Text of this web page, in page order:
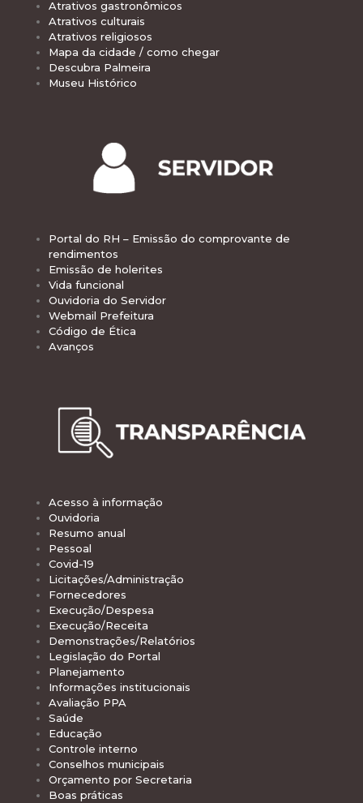
Atrativos gastronômicos
Atrativos culturais
Atrativos religiosos
Mapa da cidade / como chegar
Descubra Palmeira
Museu Histórico
Portal do RH – Emissão do comprovante de
rendimentos
Emissão de holerites
Vida funcional
Ouvidoria do Servidor
Webmail Prefeitura
Código de Ética
Avanços
Acesso à informação
Ouvidoria
Resumo anual
Pessoal
Covid-19
Licitações/Administração
Fornecedores
Execução/Despesa
Execução/Receita
Demonstrações/Relatórios
Legislação do Portal
Planejamento
Informações institucionais
Avaliação PPA
Saúde
Educação
Controle interno
Conselhos municipais
Orçamento por Secretaria
Boas práticas